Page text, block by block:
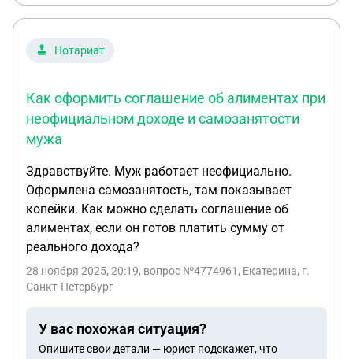
раз в квартал как я понимаю приходят. К Новому
районе 450 тыс. Это с учётом того что у меня уже
пожалуйста есть ли смысл мне пробовать
перейти на этот вид удержания с моей
зарплаты???
Нотариат
Как оформить соглашение об алиментах при
неофициальном доходе и самозанятости
мужа
Здравствуйте. Муж работает неофициально.
Оформлена самозанятость, там показывает
копейки. Как можно сделать соглашение об
алиментах, если он готов платить сумму от
реального дохода?
28 ноября 2025, 20:19, вопрос №4774961, Екатерина, г.
Санкт-Петербург
У вас похожая ситуация?
Опишите свои детали — юрист подскажет, что